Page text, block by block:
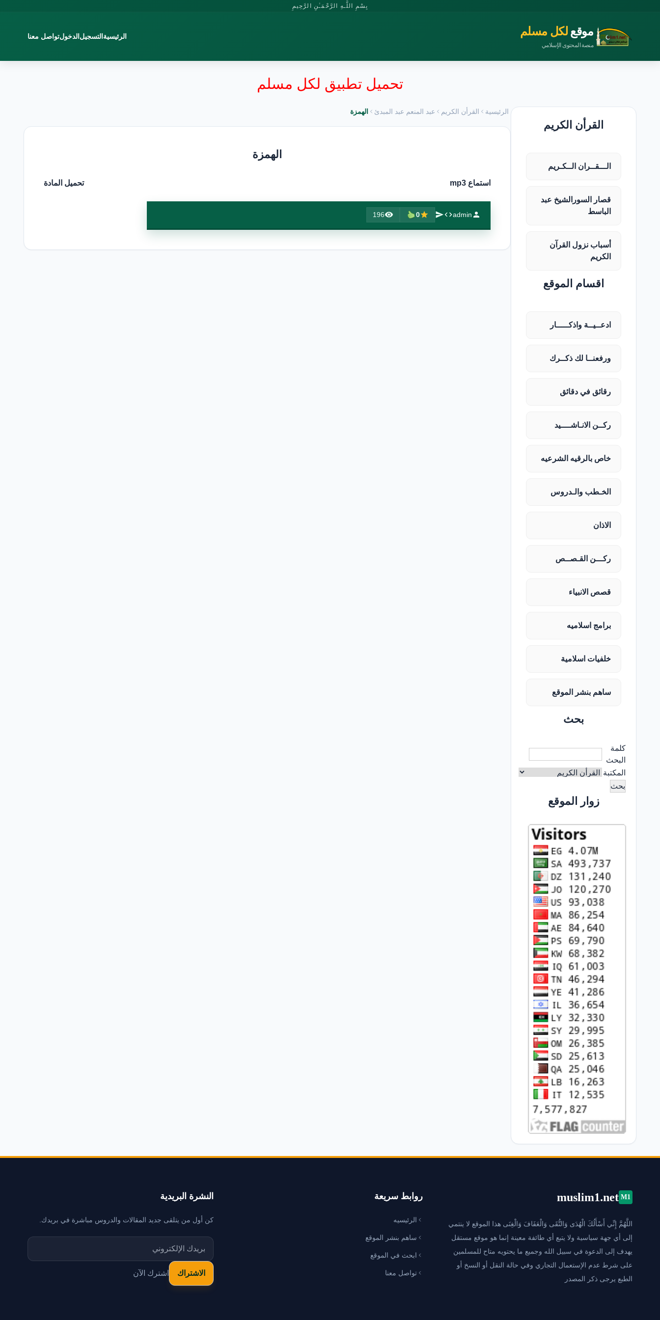
بِسْمِ اللَّـهِ الرَّحْمَـٰنِ الرَّحِيمِ
موقع لكل مسلم
منصة المحتوى الإسلامي
الرئيسية التسجيل الدخولتواصل معنا
تحميل تطبيق لكل مسلم
القرأن الكريم
الـــقــران الــكـريم
قصار السورالشيخ عبد
الباسط
أسباب نزول القرآن
الكريم
اقسام الموقع
ادعــيــة واذكـــــار
ورفعنــا لك ذكــرك
رقائق في دقائق
ركــن الانـاشــــيد
خاص بالرقيه الشرعيه
الخـطب والـدروس
الاذان
ركـــن القـصــص
قصص الانبياء
برامج اسلاميه
خلفيات اسلامية
ساهم بنشر الموقع
بحث
كلمة
البحث
المكتبة
زوار الموقع
الرئيسية القرأن الكريم عبد المنعم عبد المبدئ الهمزة
الهمزة
استماع mp3 تحميل المادة
admin
0
196
M1
muslim1.net
اللَّهُمَّ إِنِّي أَسْأَلُكَ الْهُدَى وَالتُّقَى وَالْعَفَافَ وَالْغِنَى هذا الموقع لا ينتمي
إلى أي جهة سياسية ولا يتبع أي طائفة معينة إنما هو موقع مستقل
يهدف إلى الدعوة في سبيل الله وجميع ما يحتويه متاح للمسلمين
على شرط عدم الإستعمال التجاري وفي حالة النقل أو النسخ أو
الطبع يرجى ذكر المصدر
روابط سريعة
الرئيسيه
ساهم بنشر الموقع
ابحث في الموقع
تواصل معنا
النشرة البريدية
كن أول من يتلقى جديد المقالات والدروس مباشرة في بريدك.
اشترك الآن